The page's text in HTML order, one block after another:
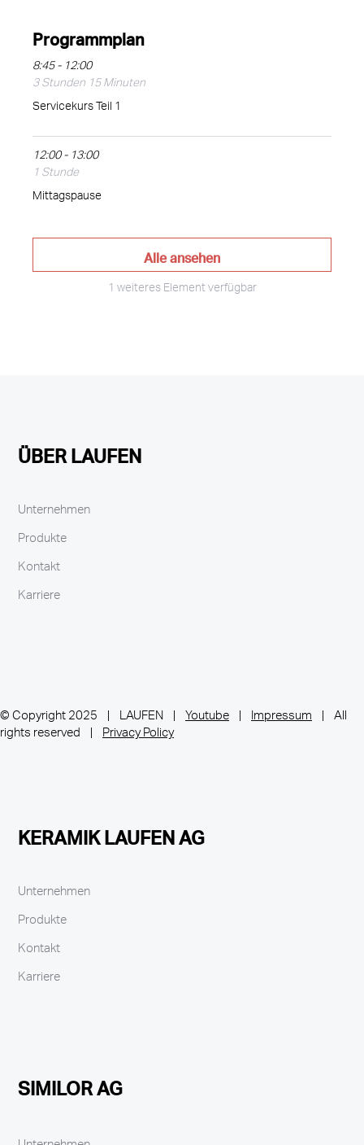
Programmplan
8:45 - 12:00
3 Stunden 15 Minuten
Servicekurs Teil 1
12:00 - 13:00
1 Stunde
Mittagspause
1 weiteres Element verfügbar
Alle ansehen
© Copyright 2025 | LAUFEN | Youtube | Impressum | All
rights reserved | Privacy Policy
ÜBER LAUFEN
Unternehmen
Produkte
Kontakt
Karriere
SIMILOR AG
KERAMIK LAUFEN AG
Unternehmen
Produkte
Kontakt
Karriere